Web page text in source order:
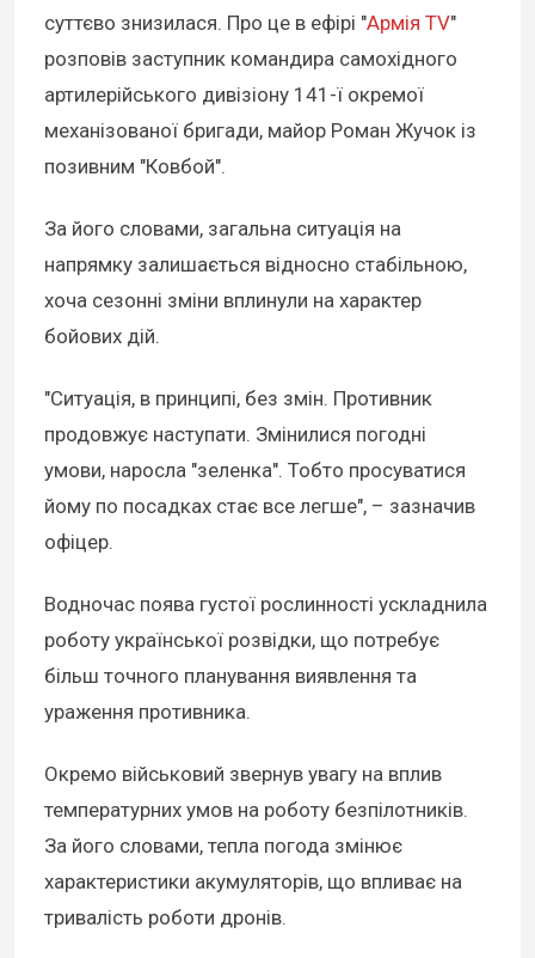
суттєво знизилася. Про це в ефірі "Армія TV"
розповів заступник командира самохідного
артилерійського дивізіону 141-ї окремої
механізованої бригади, майор Роман Жучок із
позивним "Ковбой".
За його словами, загальна ситуація на
напрямку залишається відносно стабільною,
хоча сезонні зміни вплинули на характер
бойових дій.
"Ситуація, в принципі, без змін. Противник
продовжує наступати. Змінилися погодні
умови, наросла "зеленка". Тобто просуватися
йому по посадках стає все легше", – зазначив
офіцер.
Водночас поява густої рослинності ускладнила
роботу української розвідки, що потребує
більш точного планування виявлення та
ураження противника.
Окремо військовий звернув увагу на вплив
температурних умов на роботу безпілотників.
За його словами, тепла погода змінює
характеристики акумуляторів, що впливає на
тривалість роботи дронів.